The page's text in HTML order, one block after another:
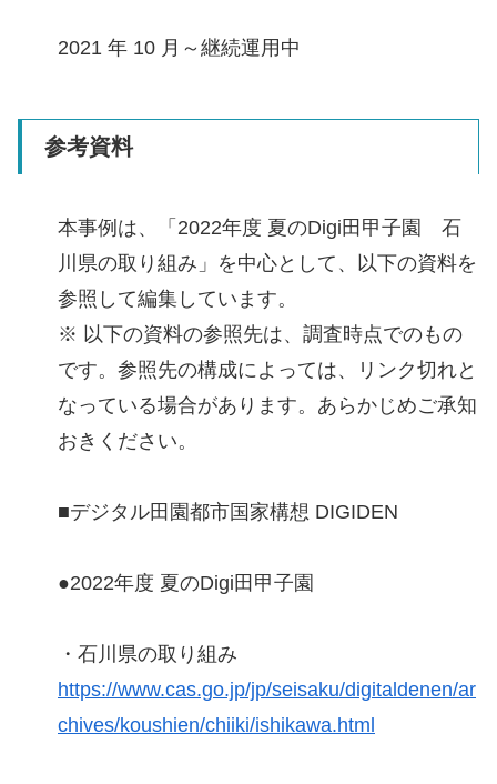
2021 年 10 月～継続運用中
参考資料
本事例は、「2022年度 夏のDigi田甲子園 石
川県の取り組み」を中心として、以下の資料を
参照して編集しています。
※ 以下の資料の参照先は、調査時点でのもの
です。参照先の構成によっては、リンク切れと
なっている場合があります。あらかじめご承知
おきください。
■デジタル田園都市国家構想 DIGIDEN
●2022年度 夏のDigi田甲子園
・石川県の取り組み
https://www.cas.go.jp/jp/seisaku/digitaldenen/ar
chives/koushien/chiiki/ishikawa.html